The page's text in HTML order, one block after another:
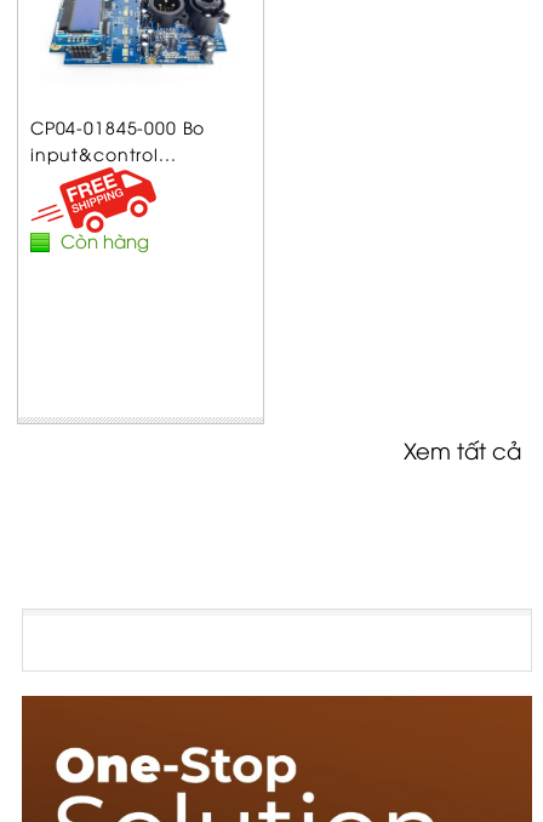
CP04-01845-000 Bo
input&control...
Còn hàng
Xem tất cả